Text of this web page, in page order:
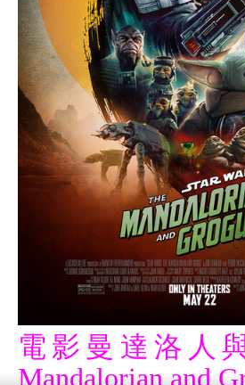
電影曼達洛人
Mandalorian and